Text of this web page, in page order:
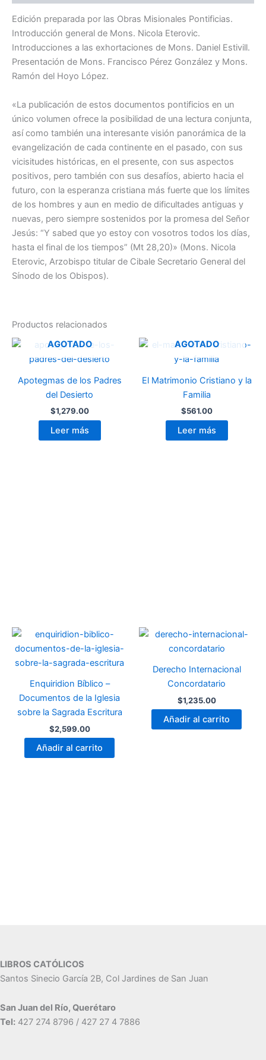
Postsinodales
de
los
Cinco
Continentes
cantidad
Edición preparada por las Obras Misionales Pontificias.
Introducción general de Mons. Nicola Eterovic.
Introducciones a las exhortaciones de Mons. Daniel Estivill.
Presentación de Mons. Francisco Pérez González y Mons.
Ramón del Hoyo López.
«La publicación de estos documentos pontificios en un
único volumen ofrece la posibilidad de una lectura conjunta,
así como también una interesante visión panorámica de la
evangelización de cada continente en el pasado, con sus
vicisitudes históricas, en el presente, con sus aspectos
positivos, pero también con sus desafíos, abierto hacia el
futuro, con la esperanza cristiana más fuerte que los límites
de los hombres y aun en medio de dificultades antiguas y
nuevas, pero siempre sostenidos por la promesa del Señor
Jesús: “Y sabed que yo estoy con vosotros todos los días,
hasta el final de los tiempos” (Mt 28,20)» (Mons. Nicola
Eterovic, Arzobispo titular de Cibale Secretario General del
Sínodo de los Obispos).
Productos relacionados
AGOTADO
Apotegmas de los Padres
del Desierto
$1,279.00
Leer más
AGOTADO
El Matrimonio Cristiano y la
Familia
$561.00
Leer más
Enquiridion Bíblico –
Documentos de la Iglesia
sobre la Sagrada Escritura
$2,599.00
Añadir al carrito
Derecho Internacional
Concordatario
$1,235.00
Añadir al carrito
LIBROS CATÓLICOS
Santos Sinecio García 2B, Col Jardines de San Juan
San Juan del Río, Querétaro
Tel: 427 274 8796 / 427 27 4 7886